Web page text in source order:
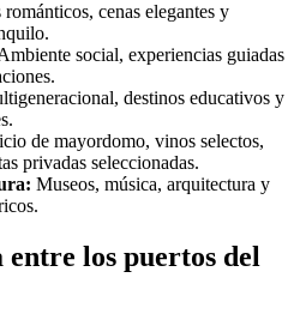
románticos, cenas elegantes y
social, experiencias guiadas
destinos educativos y
de mayordomo, vinos selectos,
privadas seleccionadas.
Museos, música, arquitectura y
los puertos del